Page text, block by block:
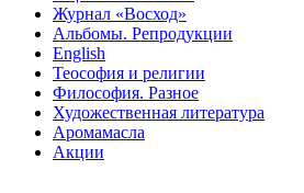
Журнал «Восход»
Альбомы. Репродукции
English
Теософия и религии
Философия. Разное
Художественная литература
Аромамасла
Акции